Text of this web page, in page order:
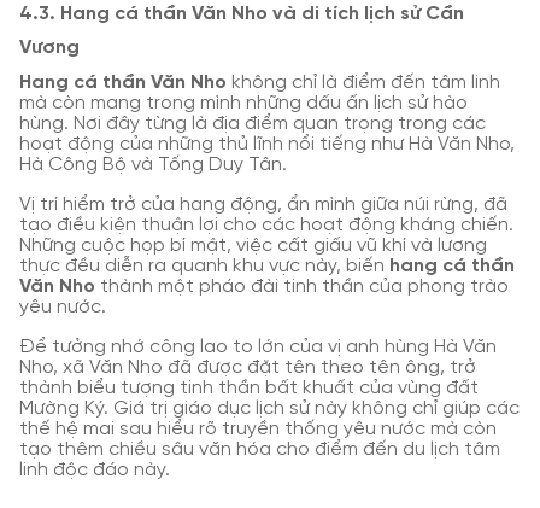
4.3. Hang cá thần Văn Nho và di tích lịch sử Cần
Vương
Hang cá thần Văn Nho không chỉ là điểm đến tâm linh
mà còn mang trong mình những dấu ấn lịch sử hào
hùng. Nơi đây từng là địa điểm quan trọng trong các
hoạt động của những thủ lĩnh nổi tiếng như Hà Văn Nho,
Hà Công Bộ và Tống Duy Tân.
Vị trí hiểm trở của hang động, ẩn mình giữa núi rừng, đã
tạo điều kiện thuận lợi cho các hoạt động kháng chiến.
Những cuộc họp bí mật, việc cất giấu vũ khí và lương
thực đều diễn ra quanh khu vực này, biến hang cá thần
Văn Nho thành một pháo đài tinh thần của phong trào
yêu nước.
Để tưởng nhớ công lao to lớn của vị anh hùng Hà Văn
Nho, xã Văn Nho đã được đặt tên theo tên ông, trở
thành biểu tượng tinh thần bất khuất của vùng đất
Mường Ký. Giá trị giáo dục lịch sử này không chỉ giúp các
thế hệ mai sau hiểu rõ truyền thống yêu nước mà còn
tạo thêm chiều sâu văn hóa cho điểm đến du lịch tâm
linh độc đáo này.